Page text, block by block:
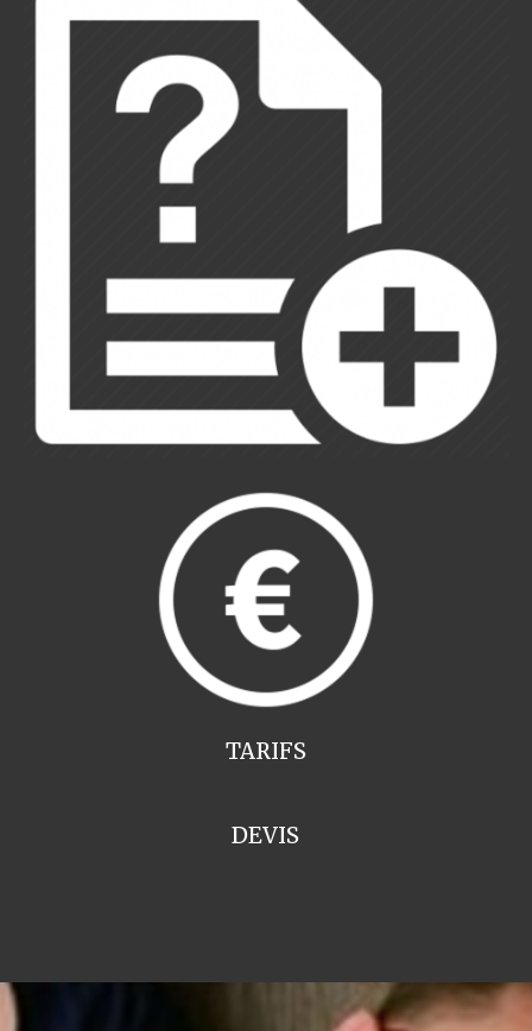
TARIFS
DEVIS